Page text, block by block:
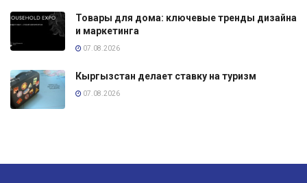
Товары для дома: ключевые тренды дизайна
и маркетинга
07.08.2026
Кыргызстан делает ставку на туризм
07.08.2026